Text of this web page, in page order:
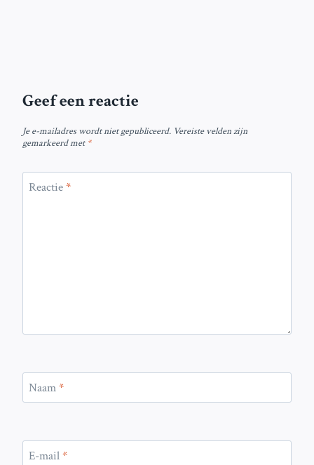
Geef een reactie
Je e-mailadres wordt niet gepubliceerd. Vereiste velden zijn
gemarkeerd met*
Reactie*
Naam*
E-mail*